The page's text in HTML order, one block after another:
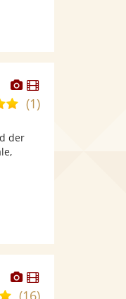
Dieser
Künstler
stellt
Dieser
Künstler
4,8
5
(1)
der
Dieser
Künstler
Dieser
Künstler
5,0(16)